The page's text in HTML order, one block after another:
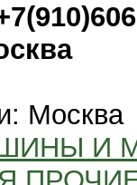
Москва
И